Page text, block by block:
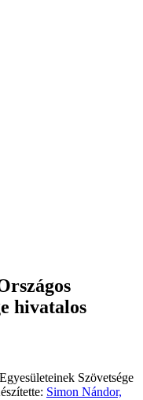
hivatalos
Szövetsége
Simon Nándor,